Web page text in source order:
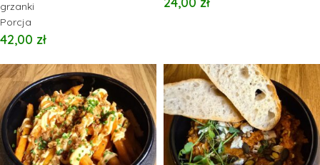
grzanki
Porcja
42,00 zł